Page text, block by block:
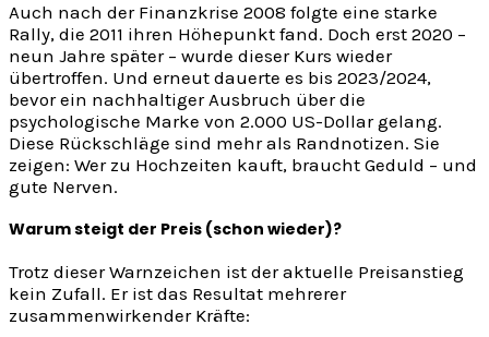
Auch nach der Finanzkrise 2008 folgte eine starke
Rally, die 2011 ihren Höhepunkt fand. Doch erst 2020 –
neun Jahre später – wurde dieser Kurs wieder
übertroffen. Und erneut dauerte es bis 2023/2024,
bevor ein nachhaltiger Ausbruch über die
psychologische Marke von 2.000 US-Dollar gelang.
Diese Rückschläge sind mehr als Randnotizen. Sie
zeigen: Wer zu Hochzeiten kauft, braucht Geduld – und
gute Nerven.
Warum steigt der Preis (schon wieder)?
Trotz dieser Warnzeichen ist der aktuelle Preisanstieg
kein Zufall. Er ist das Resultat mehrerer
zusammenwirkender Kräfte: